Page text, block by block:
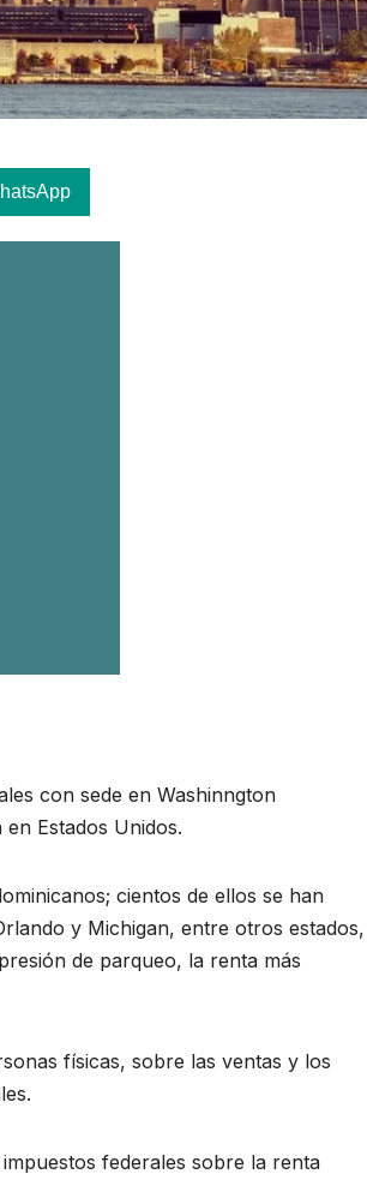
con sede en Washinngton
Estados Unidos.
cientos de ellos se han
y Michigan, entre otros estados,
de parqueo, la renta más
físicas, sobre las ventas y los
federales sobre la renta